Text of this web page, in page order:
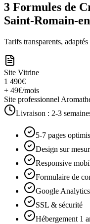
3 Formules de
Saint-Romain-
Tarifs transparents,
Site Vitrine
1 490€
+ 49€/mois
Site professionnel
Livraison : 2-3
5-7 pages
Design sur
Responsive
Formulaire de
Google Analytics
SSL & sécurité
Hébergement 1